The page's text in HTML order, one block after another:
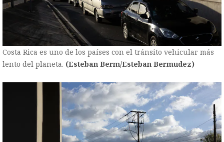
Costa Rica es uno de los países con el tránsito vehicular más
lento del planeta. (Esteban Berm/Esteban Bermudez)